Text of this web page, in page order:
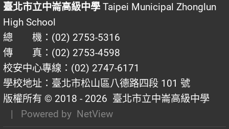
臺北市立中崙高級中學 Taipei Municipal Zhonglun
High School
總 機：(02) 2753-5316
傳 真：(02) 2753-4598
校安中心專線：(02) 2747-6171
學校地址：臺北市松山區八德路四段 101 號
版權所有 © 2018 - 2026 臺北市立中崙高級中學
| Powered by NetView